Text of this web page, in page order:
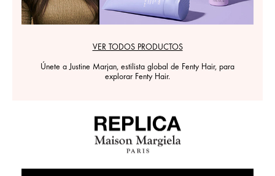
VER TODOS PRODUCTOS
Únete a Justine Marjan, estilista global de Fenty Hair, para
explorar Fenty Hair.